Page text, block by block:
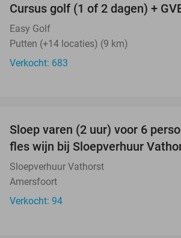
Cursus golf (1 of 2 dagen) +
Easy Golf
Putten (+14 locaties) (9 km)
Verkocht: 683
Sloep varen (2 uur) voor 6
fles wijn bij Sloepverhuur
Sloepverhuur Vathorst
Amersfoort
Verkocht: 94